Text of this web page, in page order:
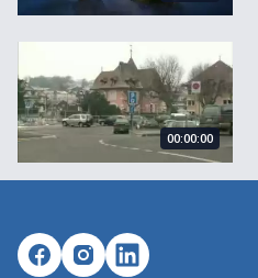
Les Nouvelles FR du 31.01.11
00:00:00